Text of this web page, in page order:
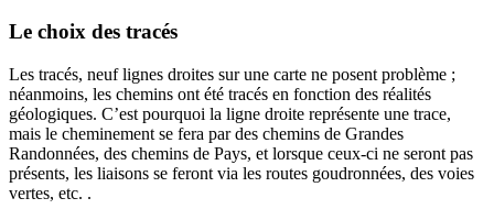
Le choix des tracés
Les tracés, neuf lignes droites sur une carte ne posent problème ;
néanmoins, les chemins ont été tracés en fonction des réalités
géologiques. C’est pourquoi la ligne droite représente une trace,
mais le cheminement se fera par des chemins de Grandes
Randonnées, des chemins de Pays, et lorsque ceux-ci ne seront pas
présents, les liaisons se feront via les routes goudronnées, des voies
vertes, etc. .